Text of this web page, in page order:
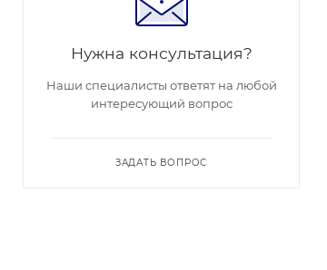
Нужна консультация?
Наши специалисты ответят на любой
интересующий вопрос
ЗАДАТЬ ВОПРОС